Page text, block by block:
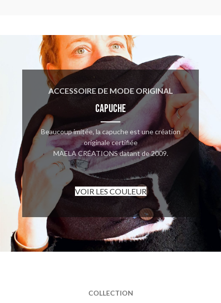
ACCESSOIRE DE MODE ORIGINAL
CAPUCHE
Beaucoup imitée, la capuche est une création
originale certifiée
MAELA CRÉATIONS datant de 2009.
VOIR LES COULEUR
COLLECTION